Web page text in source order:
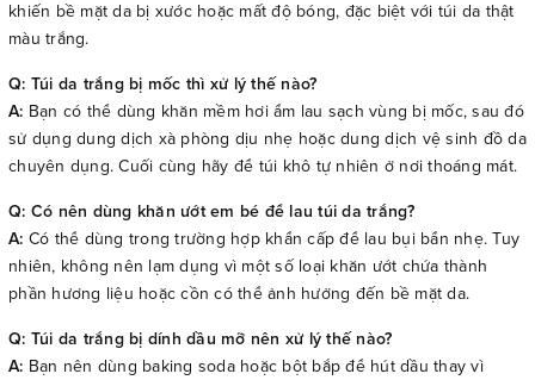
khiến bề mặt da bị xước hoặc mất độ bóng, đặc biệt với túi da thật
màu trắng.
Q: Túi da trắng bị mốc thì xử lý thế nào?
A: Bạn có thể dùng khăn mềm hơi ẩm lau sạch vùng bị mốc, sau đó
sử dụng dung dịch xà phòng dịu nhẹ hoặc dung dịch vệ sinh đồ da
chuyên dụng. Cuối cùng hãy để túi khô tự nhiên ở nơi thoáng mát.
Q: Có nên dùng khăn ướt em bé để lau túi da trắng?
A: Có thể dùng trong trường hợp khẩn cấp để lau bụi bẩn nhẹ. Tuy
nhiên, không nên lạm dụng vì một số loại khăn ướt chứa thành
phần hương liệu hoặc cồn có thể ảnh hưởng đến bề mặt da.
Q: Túi da trắng bị dính dầu mỡ nên xử lý thế nào?
A: Bạn nên dùng baking soda hoặc bột bắp để hút dầu thay vì